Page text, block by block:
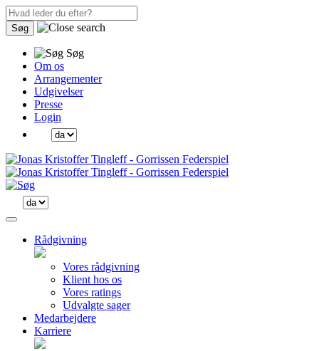
Søg
Søg
Om os
Arrangementer
Udgivelser
Presse
Login
Rådgivning
Vores rådgivning
Klient hos os
Vores ratings
Udvalgte sager
Medarbejdere
Karriere